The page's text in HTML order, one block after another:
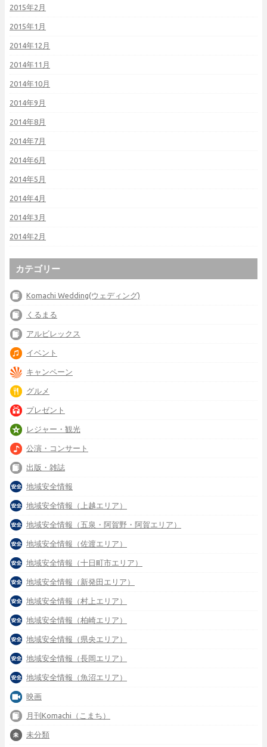
2015年2月
2015年1月
2014年12月
2014年11月
2014年10月
2014年9月
2014年8月
2014年7月
2014年6月
2014年5月
2014年4月
2014年3月
2014年2月
カテゴリー
Komachi Wedding(ウェディング)
くるまる
アルビレックス
イベント
キャンペーン
グルメ
プレゼント
レジャー・観光
公演・コンサート
出版・雑誌
地域安全情報
地域安全情報（上越エリア）
地域安全情報（五泉・阿賀野・阿賀エリア）
地域安全情報（佐渡エリア）
地域安全情報（十日町市エリア）
地域安全情報（新発田エリア）
地域安全情報（村上エリア）
地域安全情報（柏崎エリア）
地域安全情報（県央エリア）
地域安全情報（長岡エリア）
地域安全情報（魚沼エリア）
映画
月刊Komachi（こまち）
未分類